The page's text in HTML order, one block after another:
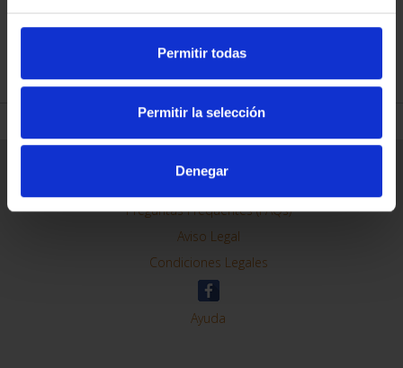
Permitir todas
Permitir la selección
Denegar
REFINAR
Información General
Contacto
Preguntas Frequentes (FAQs)
Aviso Legal
Condiciones Legales
Ayuda